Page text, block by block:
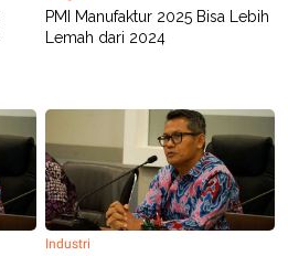
PMI Manufaktur 2025 Bisa Lebih
Lemah dari 2024
Industri